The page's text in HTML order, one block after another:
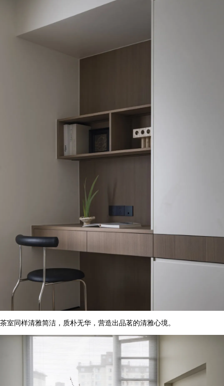
茶室同样清雅简洁，质朴无华，营造出品茗的清雅心境。